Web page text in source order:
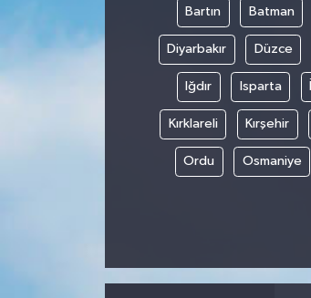
Bartın Batman
Diyarbakır Düzce
Iğdır Isparta
Kırklareli Kırşehir
Ordu Osmaniye